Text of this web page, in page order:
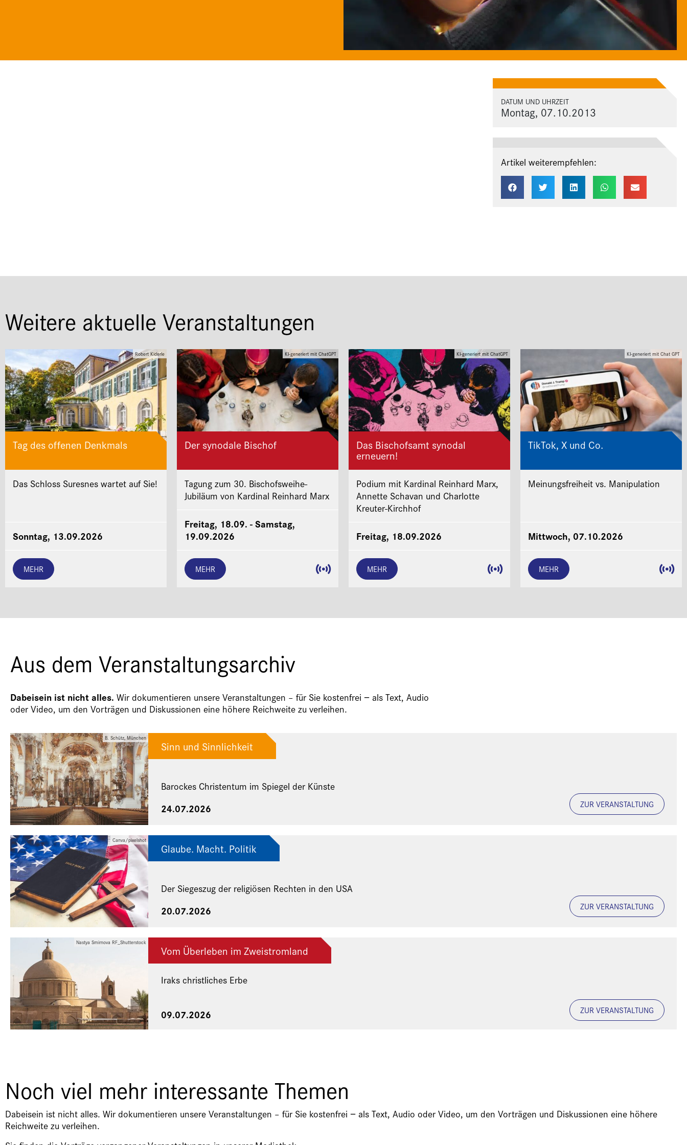
DATUM UND UHRZEIT
Montag, 07.10.2013
Artikel weiterempfehlen:
Weitere aktuelle Veranstaltungen
Robert Kiderle
Tag des offenen Denkmals
Das Schloss Suresnes wartet auf Sie!
Sonntag, 13.09.2026
MEHR
KI-generiert mit ChatGPT
Der synodale Bischof
Tagung zum 30. Bischofsweihe-
Jubiläum von Kardinal Reinhard Marx
Freitag, 18.09. - Samstag,
19.09.2026
MEHR
KI-generiert mit ChatGPT
Das Bischofsamt synodal
erneuern!
Podium mit Kardinal Reinhard Marx,
Annette Schavan und Charlotte
Kreuter-Kirchhof
Freitag, 18.09.2026
MEHR
KI-generiert mit Chat GPT
TikTok, X und Co.
Meinungsfreiheit vs. Manipulation
Mittwoch, 07.10.2026
MEHR
Aus dem Veranstaltungsarchiv
Dabeisein ist nicht alles. Wir dokumentieren unsere Veranstaltungen – für Sie kostenfrei − als Text, Audio
oder Video, um den Vorträgen und Diskussionen eine höhere Reichweite zu verleihen.
B. Schütz, München
Sinn und Sinnlichkeit
Barockes Christentum im Spiegel der Künste
24.07.2026 ZUR VERANSTALTUNG
Canva/pixelshot
Glaube. Macht. Politik
Der Siegeszug der religiösen Rechten in den USA
20.07.2026 ZUR VERANSTALTUNG
Nastya Smirnova RF_Shutterstock
Vom Überleben im Zweistromland
Iraks christliches Erbe
09.07.2026 ZUR VERANSTALTUNG
Noch viel mehr interessante Themen
Dabeisein ist nicht alles. Wir dokumentieren unsere Veranstaltungen – für Sie kostenfrei − als Text, Audio oder Video, um den Vorträgen und Diskussionen eine höhere
Reichweite zu verleihen.